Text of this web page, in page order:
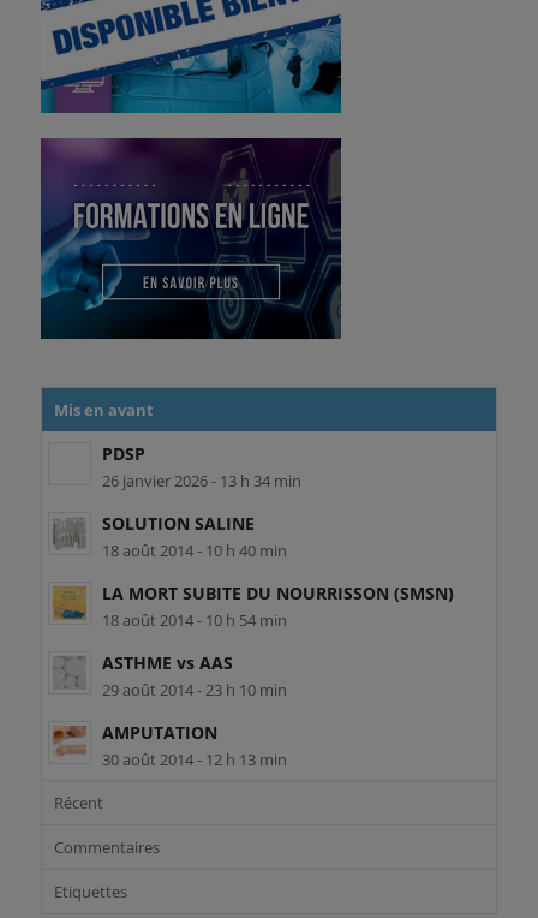
Mis en avant
PDSP
26 janvier 2026 - 13 h 34 min
SOLUTION SALINE
18 août 2014 - 10 h 40 min
LA MORT SUBITE DU NOURRISSON (SMSN)
18 août 2014 - 10 h 54 min
ASTHME vs AAS
29 août 2014 - 23 h 10 min
AMPUTATION
30 août 2014 - 12 h 13 min
Récent
Commentaires
Etiquettes